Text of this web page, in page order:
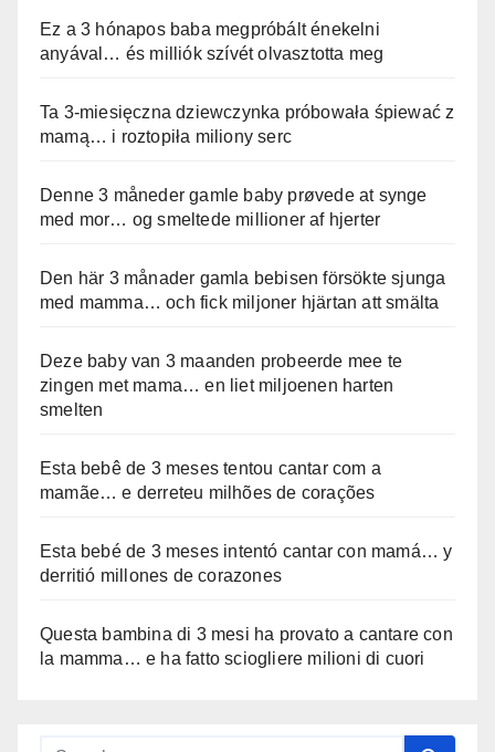
Ez a 3 hónapos baba megpróbált énekelni
anyával… és milliók szívét olvasztotta meg
Ta 3-miesięczna dziewczynka próbowała śpiewać z
mamą… i roztopiła miliony serc
Denne 3 måneder gamle baby prøvede at synge
med mor… og smeltede millioner af hjerter
Den här 3 månader gamla bebisen försökte sjunga
med mamma… och fick miljoner hjärtan att smälta
Deze baby van 3 maanden probeerde mee te
zingen met mama… en liet miljoenen harten
smelten
Esta bebê de 3 meses tentou cantar com a
mamãe… e derreteu milhões de corações
Esta bebé de 3 meses intentó cantar con mamá… y
derritió millones de corazones
Questa bambina di 3 mesi ha provato a cantare con
la mamma… e ha fatto sciogliere milioni di cuori